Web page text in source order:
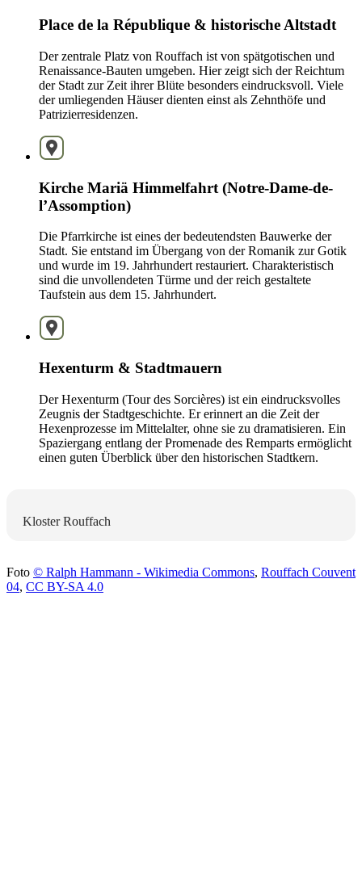
Place de la République & historische Altstadt
Der zentrale Platz von Rouffach ist von spätgotischen und
Renaissance-Bauten umgeben. Hier zeigt sich der Reichtum
der Stadt zur Zeit ihrer Blüte besonders eindrucksvoll. Viele
der umliegenden Häuser dienten einst als Zehnthöfe und
Patrizierresidenzen.
Kirche Mariä Himmelfahrt (Notre-Dame-de-
l’Assomption)
Die Pfarrkirche ist eines der bedeutendsten Bauwerke der
Stadt. Sie entstand im Übergang von der Romanik zur Gotik
und wurde im 19. Jahrhundert restauriert. Charakteristisch
sind die unvollendeten Türme und der reich gestaltete
Taufstein aus dem 15. Jahrhundert.
Hexenturm & Stadtmauern
Der Hexenturm (Tour des Sorcières) ist ein eindrucksvolles
Zeugnis der Stadtgeschichte. Er erinnert an die Zeit der
Hexenprozesse im Mittelalter, ohne sie zu dramatisieren. Ein
Spaziergang entlang der Promenade des Remparts ermöglicht
einen guten Überblick über den historischen Stadtkern.
Kloster Rouffach
Foto © Ralph Hammann - Wikimedia Commons, Rouffach Couvent
04, CC BY-SA 4.0